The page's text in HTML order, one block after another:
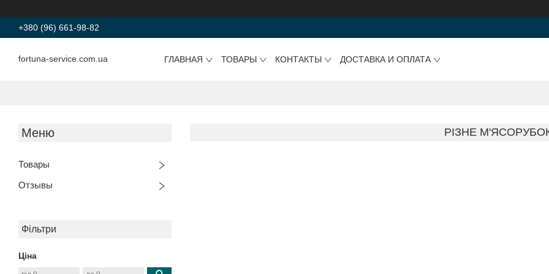
+380 (96) 661-98-82
fortuna-service.com.ua ГЛАВНАЯ ТОВАРЫ КОНТАКТЫ ДОСТАВКА И ОПЛАТА
Товары
Отзывы
Фільтри
Ціна
РІЗНЕ